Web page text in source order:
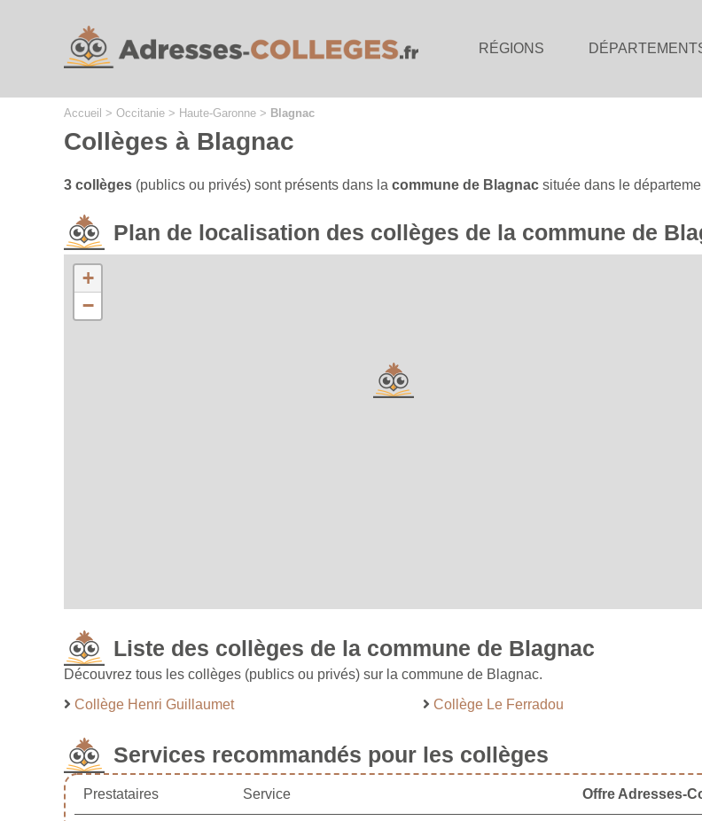
RÉGIONS
Accueil > Occitanie > Haute-Garonne > Blagnac
Collèges à Blagnac
3 collèges (publics ou privés) sont présents dans la commune de Blagnac située dans le
Plan de localisation des collèges de la commune de
+
−
Liste des collèges de la commune de Blagnac
Découvrez tous les collèges (publics ou privés) sur la commune de Blagnac.
Collège Henri Guillaumet
Collège Le Ferradou
Services recommandés pour les collèges
Prestataires Service Offre Adresses-